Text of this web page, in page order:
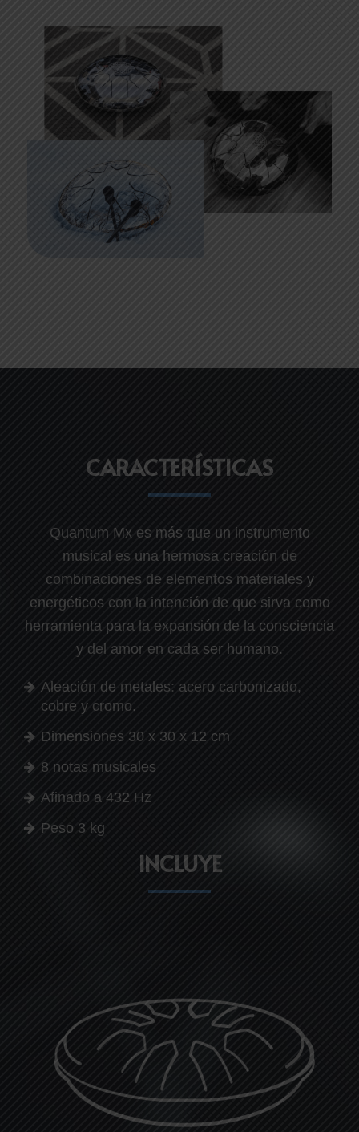
CARACTERÍSTICAS
Quantum Mx es más que un instrumento
musical es una hermosa creación de
combinaciones de elementos materiales y
energéticos con la intención de que sirva como
herramienta para la expansión de la consciencia
y del amor en cada ser humano.
Aleación de metales: acero carbonizado,
cobre y cromo.
Dimensiones 30 x 30 x 12 cm
8 notas musicales
Afinado a 432 Hz
Peso 3 kg
INCLUYE